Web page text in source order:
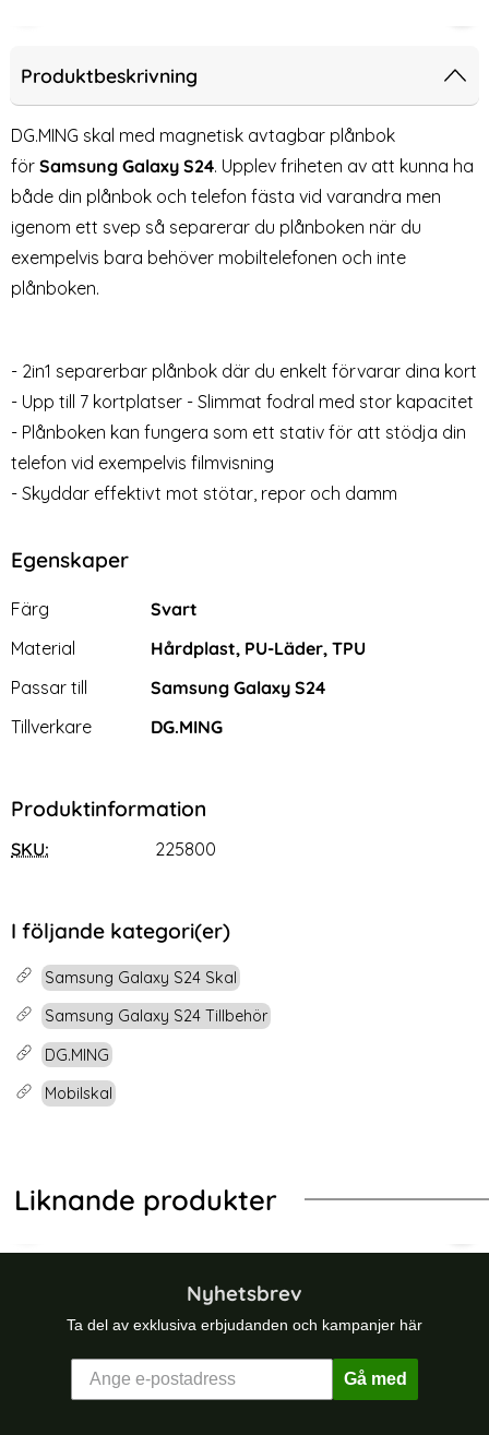
Magmat Matt Svart
Kickstand Hybrid Blå
Galaxy S25/S24 Skal MagSafe Kickstand Hybrid Blå
Art. nr 227580
rea pris
59 kr tidigare pris
199 kr
Tillgänglighet:
Lagervara
Köp
Pack Samsung S24 - Skärmskydd i Härdat Glas
2-Pack Samsung S24 -
Härdat Glas
Art. nr 227622
rea pris
59 krtidigare pris
249 kr
Tillgänglighet:
Köp
2-PACK Samsung S24
2-
2-Pack
Produktbeskrivning
DG.MING skal med magnetisk avtagbar plånbok
för Samsung Galaxy S24. Upplev friheten av att kunna ha
både din plånbok och telefon fästa vid varandra men
igenom ett svep så separerar du plånboken när du
exempelvis bara behöver mobiltelefonen och inte
plånboken.
- 2in1 separerbar plånbok där du enkelt förvarar dina kort
- Upp till 7 kortplatser - Slimmat fodral med stor kapacitet
- Plånboken kan fungera som ett stativ för att stödja din
telefon vid exempelvis filmvisning
- Skyddar effektivt mot stötar, repor och damm
Egenskaper
Egenskaper/attribut för denna produkt
Attribut
Färg
Svart
Material
Hårdplast, PU-Läder, TPU
Passar till
Samsung Galaxy S24
Tillverkare
DG.MING
Produktinformation
SKU: 225800
I följande kategori(er)
Samsung Galaxy S24 Skal
Samsung Galaxy S24 Tillbehör
DG.MING
Mobilskal
Liknande produkter
2in1 Magnetisk Avtagbart Kortfack (Svart)
Galaxy S25 Ultra 2in1 Skal Magnetiskt Kortfack Brun
DG.MING Galaxy S24 Skal 2in1
Nyhetsbrev
Ta del av exklusiva erbjudanden och kampanjer här
Gå med